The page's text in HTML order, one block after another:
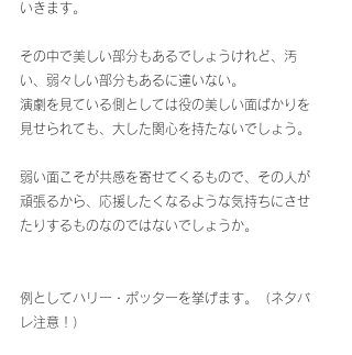
いきます。
その中で美しい部分もあるでしょうけれど、汚
い、弱々しい部分もあるに違いない。
演劇を見ている側としては役の美しい面ばかりを
見せられても、大した関心を持たないでしょう。
弱い面こそが共感を寄せてくるもので、その人が
頑張るから、応援したくなるような気持ちにさせ
たりするものなのではないでしょうか。
例としてハリー・ポッターを挙げます。（ネタバ
レ注意！）